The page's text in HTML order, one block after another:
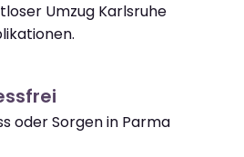
Umzug Karlsruhe
oder Sorgen in Parma